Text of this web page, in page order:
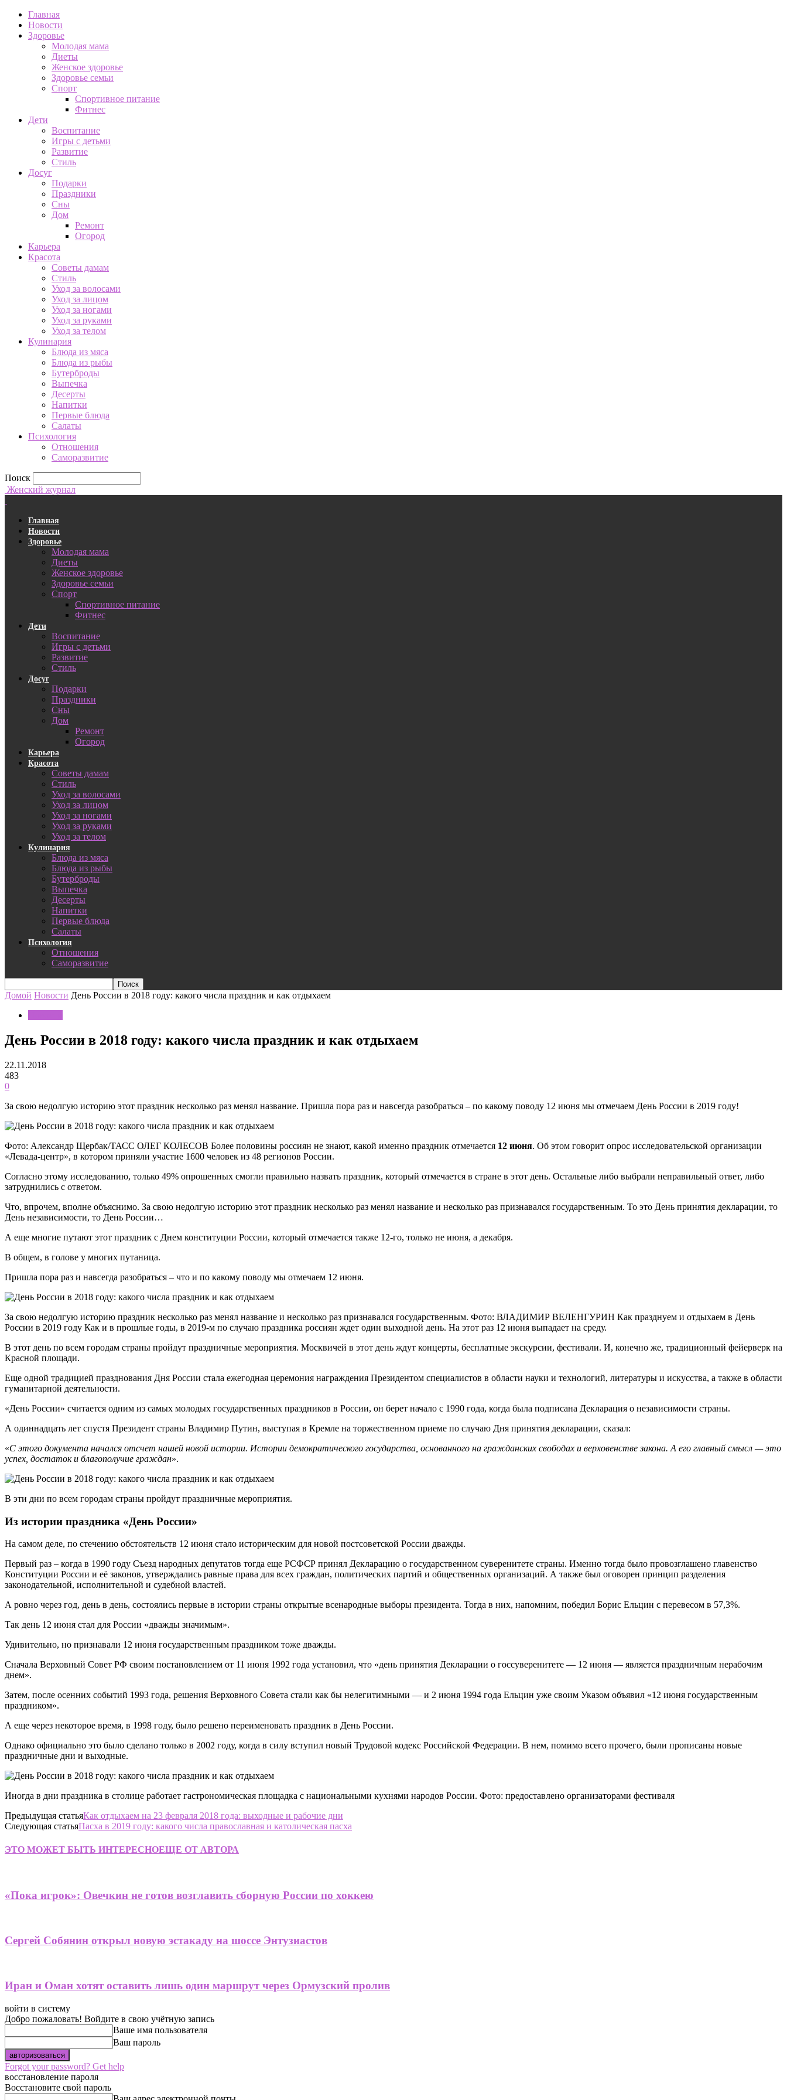
Главная
Новости
Здоровье
Молодая мама
Диеты
Женское здоровье
Здоровье семьи
Спорт
Спортивное питание
Фитнес
Дети
Воспитание
Игры с детьми
Развитие
Стиль
Досуг
Подарки
Праздники
Сны
Дом
Ремонт
Огород
Карьера
Красота
Советы дамам
Стиль
Уход за волосами
Уход за лицом
Уход за ногами
Уход за руками
Уход за телом
Кулинария
Блюда из мяса
Блюда из рыбы
Бутерброды
Выпечка
Десерты
Напитки
Первые блюда
Салаты
Психология
Отношения
Саморазвитие
Поиск
Женский журнал
Главная
Новости
Здоровье
Молодая мама
Диеты
Женское здоровье
Здоровье семьи
Спорт
Спортивное питание
Фитнес
Дети
Воспитание
Игры с детьми
Развитие
Стиль
Досуг
Подарки
Праздники
Сны
Дом
Ремонт
Огород
Карьера
Красота
Советы дамам
Стиль
Уход за волосами
Уход за лицом
Уход за ногами
Уход за руками
Уход за телом
Кулинария
Блюда из мяса
Блюда из рыбы
Бутерброды
Выпечка
Десерты
Напитки
Первые блюда
Салаты
Психология
Отношения
Саморазвитие
Домой Новости День России в 2018 году: какого числа праздник и как отдыхаем
День России в 2018 году: какого числа праздник и как отдыхаем
22.11.2018
483
0
За свою недолгую историю этот праздник несколько раз менял название. Пришла пора раз и навсегда разобраться – по какому поводу 12 июня мы отмечаем День России в 2019 году!
Фото: Александр Щербак/ТАСС ОЛЕГ КОЛЕСОВ Более половины россиян не знают, какой именно праздник отмечается 12 июня. Об этом говорит опрос исследовательской организации
«Левада-центр», в котором приняли участие 1600 человек из 48 регионов России.
Согласно этому исследованию, только 49% опрошенных смогли правильно назвать праздник, который отмечается в стране в этот день. Остальные либо выбрали неправильный ответ, либо
затруднились с ответом.
Что, впрочем, вполне объяснимо. За свою недолгую историю этот праздник несколько раз менял название и несколько раз признавался государственным. То это День принятия декларации, то
День независимости, то День России…
А еще многие путают этот праздник с Днем конституции России, который отмечается также 12-го, только не июня, а декабря.
В общем, в голове у многих путаница.
Пришла пора раз и навсегда разобраться – что и по какому поводу мы отмечаем 12 июня.
За свою недолгую историю праздник несколько раз менял название и несколько раз признавался государственным. Фото: ВЛАДИМИР ВЕЛЕНГУРИН Как празднуем и отдыхаем в День
России в 2019 году Как и в прошлые годы, в 2019-м по случаю праздника россиян ждет один выходной день. На этот раз 12 июня выпадает на среду.
В этот день по всем городам страны пройдут праздничные мероприятия. Москвичей в этот день ждут концерты, бесплатные экскурсии, фестивали. И, конечно же, традиционный фейерверк на
Красной площади.
Еще одной традицией празднования Дня России стала ежегодная церемония награждения Президентом специалистов в области науки и технологий, литературы и искусства, а также в области
гуманитарной деятельности.
«День России» считается одним из самых молодых государственных праздников в России, он берет начало с 1990 года, когда была подписана Декларация о независимости страны.
А одиннадцать лет спустя Президент страны Владимир Путин, выступая в Кремле на торжественном приеме по случаю Дня принятия декларации, сказал:
«С этого документа начался отсчет нашей новой истории. Истории демократического государства, основанного на гражданских свободах и верховенстве закона. А его главный смысл — это
успех, достаток и благополучие граждан».
В эти дни по всем городам страны пройдут праздничные мероприятия.
Из истории праздника «День России»
На самом деле, по стечению обстоятельств 12 июня стало историческим для новой постсоветской России дважды.
Первый раз – когда в 1990 году Съезд народных депутатов тогда еще РСФСР принял Декларацию о государственном суверенитете страны. Именно тогда было провозглашено главенство
Конституции России и её законов, утверждались равные права для всех граждан, политических партий и общественных организаций. А также был оговорен принцип разделения
законодательной, исполнительной и судебной властей.
А ровно через год, день в день, состоялись первые в истории страны открытые всенародные выборы президента. Тогда в них, напомним, победил Борис Ельцин с перевесом в 57,3%.
Так день 12 июня стал для России «дважды значимым».
Удивительно, но признавали 12 июня государственным праздником тоже дважды.
Сначала Верховный Совет РФ своим постановлением от 11 июня 1992 года установил, что «день принятия Декларации о госсуверенитете — 12 июня — является праздничным нерабочим
днем».
Затем, после осенних событий 1993 года, решения Верховного Совета стали как бы нелегитимными — и 2 июня 1994 года Ельцин уже своим Указом объявил «12 июня государственным
праздником».
А еще через некоторое время, в 1998 году, было решено переименовать праздник в День России.
Однако официально это было сделано только в 2002 году, когда в силу вступил новый Трудовой кодекс Российской Федерации. В нем, помимо всего прочего, были прописаны новые
праздничные дни и выходные.
Иногда в дни праздника в столице работает гастрономическая площадка с национальными кухнями народов России. Фото: предоставлено организаторами фестиваля
Предыдущая статьяКак отдыхаем на 23 февраля 2018 года: выходные и рабочие дни
Следующая статьяПасха в 2019 году: какого числа православная и католическая пасха
ЭТО МОЖЕТ БЫТЬ ИНТЕРЕСНОЕЩЕ ОТ АВТОРА
«Пока игрок»: Овечкин не готов возглавить сборную России по хоккею
Сергей Собянин открыл новую эстакаду на шоссе Энтузиастов
Иран и Оман хотят оставить лишь один маршрут через Ормузский пролив
войти в систему
Добро пожаловать! Войдите в свою учётную запись
Ваше имя пользователя
Ваш пароль
Forgot your password? Get help
восстановление пароля
Восстановите свой пароль